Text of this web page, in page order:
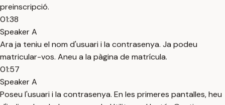
preinscripció.
01:38
Speaker A
Ara ja teniu el nom d'usuari i la contrasenya. Ja podeu
matricular-vos. Aneu a la pàgina de matrícula.
01:57
Speaker A
Poseu l'usuari i la contrasenya. En les primeres pantalles, heu